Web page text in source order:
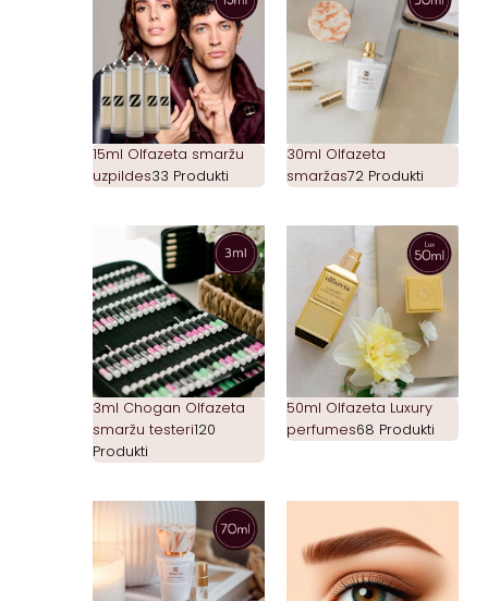
15ml Olfazeta smaržu
uzpildes33 Produkti
30ml Olfazeta
smaržas72 Produkti
3ml Chogan Olfazeta
smaržu testeri120
Produkti
50ml Olfazeta Luxury
perfumes68 Produkti